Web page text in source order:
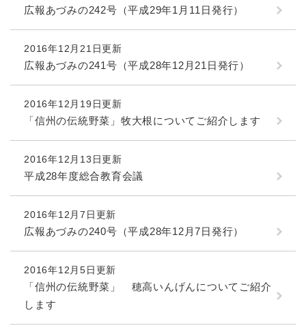
広報あづみの242号（平成29年1月11日発行）
2016年12月21日更新
広報あづみの241号（平成28年12月21日発行）
2016年12月19日更新
「信州の伝統野菜」牧大根についてご紹介します
2016年12月13日更新
平成28年度総合教育会議
2016年12月7日更新
広報あづみの240号（平成28年12月7日発行）
2016年12月5日更新
「信州の伝統野菜」 穂高いんげんについてご紹介
します